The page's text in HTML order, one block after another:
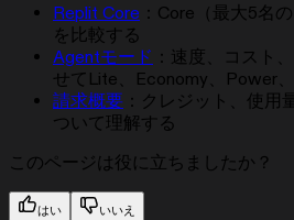
Replit Core ：Core（最大5名
を比較する
Agentモード ：速度、コスト
せてLite、Economy、Power
請求概要 ：クレジット、使用
ついて理解する
このページは役に立ちましたか？
はい いいえ